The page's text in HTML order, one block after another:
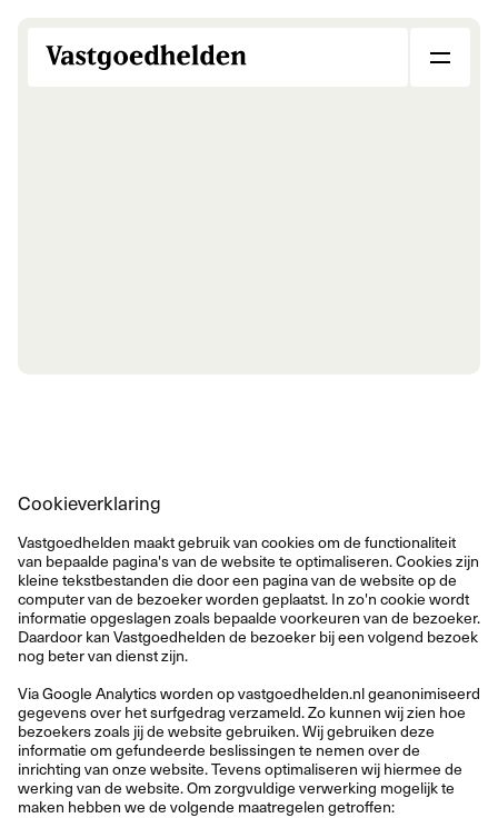
Cookieverklaring
Vastgoedhelden maakt gebruik van cookies om de functionaliteit
van bepaalde pagina's van de website te optimaliseren. Cookies zijn
kleine tekstbestanden die door een pagina van de website op de
computer van de bezoeker worden geplaatst. In zo'n cookie wordt
informatie opgeslagen zoals bepaalde voorkeuren van de bezoeker.
Daardoor kan Vastgoedhelden de bezoeker bij een volgend bezoek
nog beter van dienst zijn.
Via Google Analytics worden opvastgoedhelden.nlgeanonimiseerd
gegevens over het surfgedrag verzameld. Zo kunnen wij zien hoe
bezoekers zoals jij de website gebruiken. Wij gebruiken deze
informatie om gefundeerde beslissingen te nemen over de
inrichting van onze website. Tevens optimaliseren wij hiermee de
werking van de website. Om zorgvuldige verwerking mogelijk te
maken hebben we de volgende maatregelen getroffen: